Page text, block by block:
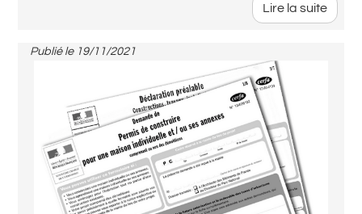
Lire la suite
Publié le 19/11/2021